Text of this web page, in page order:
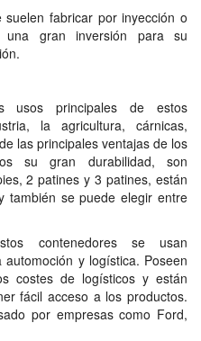
fabricar por inyección o
gran inversión para su
usos principales de estos
la agricultura, cárnicas,
las principales ventajas de los
su gran durabilidad, son
2 patines y 3 patines, están
también se puede elegir entre
contenedores se usan
y logística. Poseen
costes de logísticos y están
fácil acceso a los productos.
por empresas como Ford,